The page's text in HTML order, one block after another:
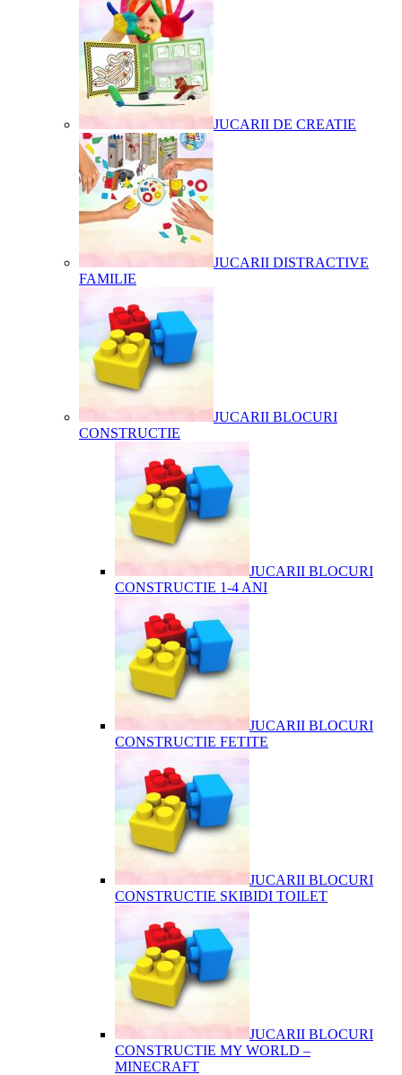
JUCARII DE CREATIE
JUCARII DISTRACTIVE
FAMILIE
JUCARII BLOCURI
CONSTRUCTIE
JUCARII BLOCURI
CONSTRUCTIE 1-4 ANI
JUCARII BLOCURI
CONSTRUCTIE FETITE
JUCARII BLOCURI
CONSTRUCTIE SKIBIDI TOILET
JUCARII BLOCURI
CONSTRUCTIE MY WORLD –
MINECRAFT